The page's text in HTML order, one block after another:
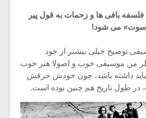
فلسفه بافی ها و زحمات به قول پیر
می شود!
توضیح خیلی بیشتر از خود
من موسیقی خوب و اصولا هنر خوب
داشته باشد، چون خودش حرفش
در طول تاریخ هم چنین بوده است.